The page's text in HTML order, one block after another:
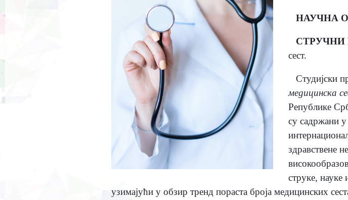
НАУЧНА
СТРУЧНИ
сест.
Студијски
медицинска
Републике
су садржани
здравствене
струке, науке
узимајући у обзир тренд пораста броја медицинских